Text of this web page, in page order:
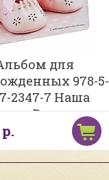
для
978-5-
2347-7 Наша
Все-все-все
год 48с.